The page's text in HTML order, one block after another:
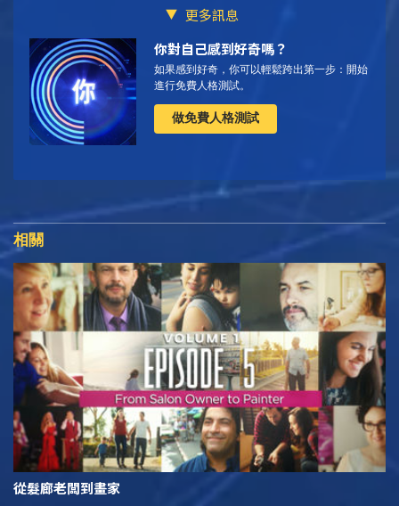
更多訊息
你對自己感到好奇嗎？
如果感到好奇，你可以輕鬆跨出第一步：開始
進行免費人格測試。
做免費人格測試
相關
從髮廊老闆到畫家